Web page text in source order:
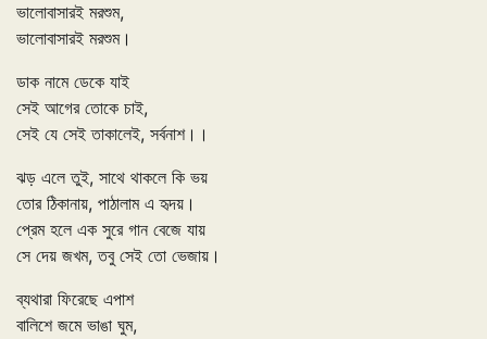
ভালোবাসারই মরশুম,
ভালোবাসারই মরশুম।
ডাক নামে ডেকে যাই
সেই আগের তোকে চাই,
সেই যে সেই তাকালেই, সর্বনাশ।।
ঝড় এলে তুই, সাথে থাকলে কি ভয়
তোর ঠিকানায়, পাঠালাম এ হৃদয়।
প্রেম হলে এক সুরে গান বেজে যায়
সে দেয় জখম, তবু সেই তো ভেজায়।
ব্যথারা ফিরেছে এপাশ
বালিশে জমে ভাঙা ঘুম,